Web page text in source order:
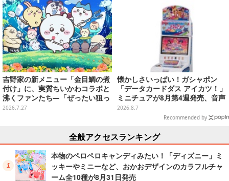
吉野家の新メニュー「金目鯛の煮
付け」に、実質ちいかわコラボと
沸くファンたち―「ぜったい狙っ
ただろ！」「映画公開のタイミン
2026.7.27
懐かしさいっぱい！ガシャポン
「データカードダス アイカツ！」
ミニチュアが8月第4週発売、音声
が流れる特別仕様も当たる
2026.8.7
Recommended by
全般アクセスランキング
本物のペロペロキャンディみたい！「ディズニー」ミ
ッキーやミニーなど、おかおデザインのカラフルチャ
ーム全10種が8月31日発売